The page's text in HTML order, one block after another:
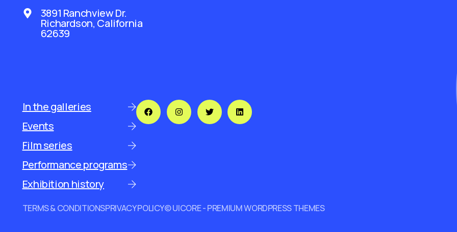
3891 Ranchview Dr.
Richardson, California
62639
In the galleries
Events
Film series
Performance programs
Exhibition history
TERMS & CONDITIONSPRIVACY POLICY© UICORE - PREMIUM WORDPRESS THEMES